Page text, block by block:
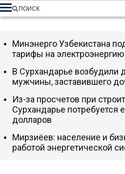
ПОИСК
Минэнерго Узбекистана
тарифы на электроэнергию
В Сурхандарье возбудили
мужчины, заставившего
Из-за просчетов при
Сурхандарье потребуется
долларов
Мирзиёев: население и
работой энергетической